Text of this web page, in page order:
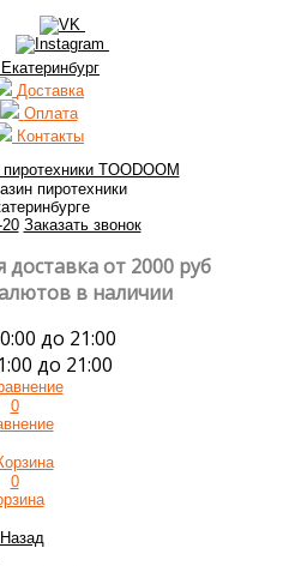
Екатеринбург
Доставка
Оплата
Контакты
пиротехники
Заказать звонок
доставка от 2000 руб
в наличии
до 21:00
до 21:00
0
0